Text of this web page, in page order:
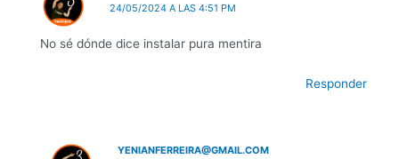
24/05/2024 A LAS 4:51 PM
No sé dónde dice instalar pura mentira
Responder
YENIANFERREIRA@GMAIL.COM